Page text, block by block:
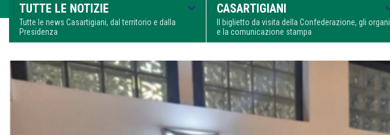
TUTTE LE NOTIZIE
Tutte le news Casartigiani, dal territorio e dalla
Presidenza
CASARTIGIANI
Il biglietto da visita della Confederazione, gli organi
e la comunicazione stampa